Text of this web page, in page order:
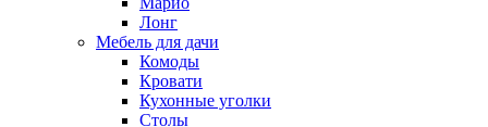
Лонг
Мебель для дачи
Комоды
Кровати
Кухонные уголки
Столы